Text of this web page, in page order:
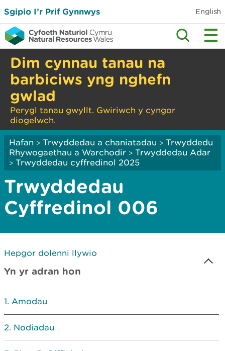
Sgipio I’r Prif Gynnwys English
Dim cynnau tanau na
barbiciws yng nghefn
gwlad
Perygl tanau gwyllt. Gwiriwch y cyngor
diogelwch.
Hafan > Trwyddedau a chaniatadau > Trwyddedu
Rhywogaethau a Warchodir > Trwyddedau Adar
> Trwyddedau cyffredinol 2025
Trwyddedau
Cyffredinol 006
Hepgor dolenni llywio
Yn yr adran hon
Amodau
Nodiadau